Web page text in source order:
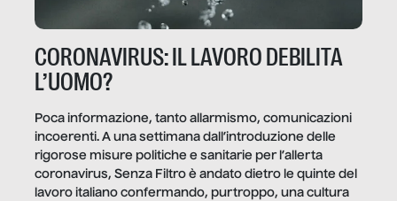
CORONAVIRUS: IL LAVORO DEBILITA
L’UOMO?
Poca informazione, tanto allarmismo, comunicazioni
incoerenti. A una settimana dall’introduzione delle
rigorose misure politiche e sanitarie per l’allerta
coronavirus, Senza Filtro è andato dietro le quinte del
lavoro italiano confermando, purtroppo, una cultura